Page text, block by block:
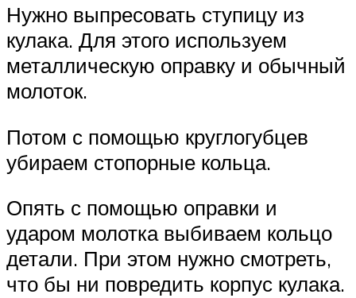
Нужно выпресовать ступицу из
кулака. Для этого используем
металлическую оправку и обычный
молоток.
Потом с помощью круглогубцев
убираем стопорные кольца.
Опять с помощью оправки и
ударом молотка выбиваем кольцо
детали. При этом нужно смотреть,
что бы ни повредить корпус кулака.